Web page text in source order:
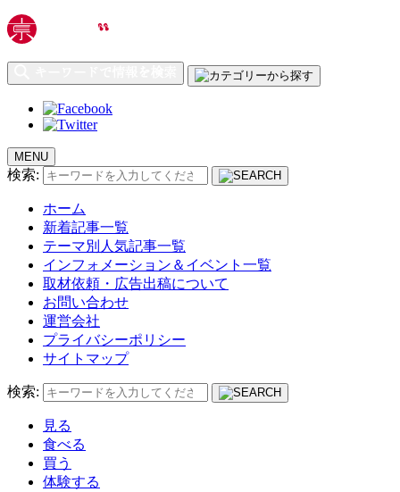
MENU
検索:
ホーム
新着記事一覧
テーマ別人気記事一覧
インフォメーション＆イベント一覧
取材依頼・広告出稿について
お問い合わせ
運営会社
プライバシーポリシー
サイトマップ
検索:
見る
食べる
買う
体験する